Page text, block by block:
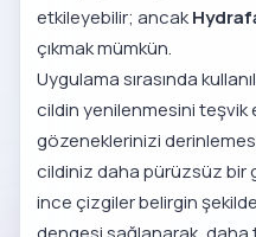
etkileyebilir; ancak
çıkmak mümkün.
Uygulama sırasında
cildin yenilenmesini teşvik
gözeneklerinizi
cildiniz daha pürüzsüz bir
ince çizgiler belirgin